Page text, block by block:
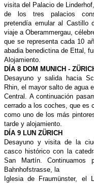
visita del Palacio de
de los tres palacios
pretendía emular al Castillo
viaje a Oberammergau,
que se representacada 10
abadia benedictina de Ettal,
Alojamiento.
DÍA 8 DOM MUNICH -
Desayuno y salida hacia
Rhin, el mayor salto de agua
Central. A continuación
cerrado a los coches, que es
como uno de los más
tarde y alojamiento.
DÍA 9 LUN ZÜRICH
Desayuno y visita de la
cascohistórico con la
San Martín.Continuamos
Bahnhofstrasse, la
Iglesia de Fraumünster, el